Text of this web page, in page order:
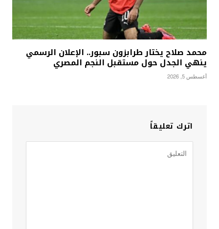
محمد صلاح يختار طرابزون سبور.. الإعلان الرسمي
ينهي الجدل حول مستقبل النجم المصري
أغسطس 5, 2026
اترك تعليقاً